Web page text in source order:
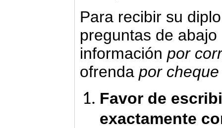
Para recibir su
preguntas de
información por
ofrenda por
Favor de
exactamente